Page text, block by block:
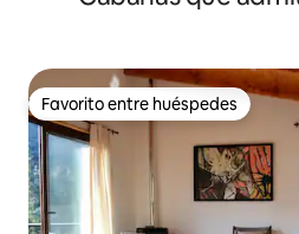
Favorito entre huéspedes
Favorito entre huéspedes